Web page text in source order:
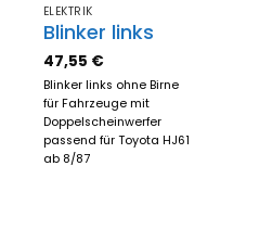
ELEKTRIK
Blinker links
47,55 €
Blinker links ohne Birne
für Fahrzeuge mit
Doppelscheinwerfer
passend für Toyota HJ61
ab 8/87